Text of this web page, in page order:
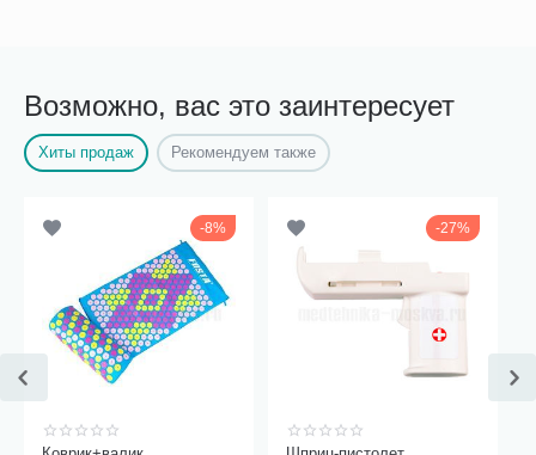
Возможно, вас это заинтересует
Хиты продаж Рекомендуем также
8% 27%